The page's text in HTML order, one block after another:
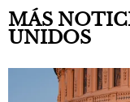
MÁS
UNIDOS